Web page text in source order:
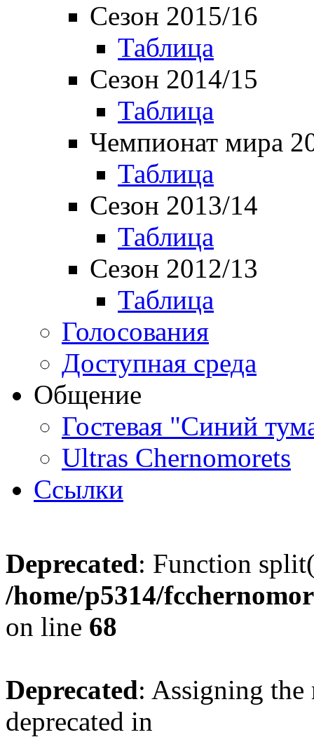
Сезон 2015/16
Таблица
Сезон 2014/15
Таблица
Чемпионат мира
Таблица
Сезон 2013/14
Таблица
Сезон 2012/13
Таблица
Голосования
Доступная среда
Общение
Гостевая "Синий
Ultras Chernomorets
Ссылки
Deprecated: Function
/home/p5314/
on line 68
Deprecated: Assigning the
deprecated in